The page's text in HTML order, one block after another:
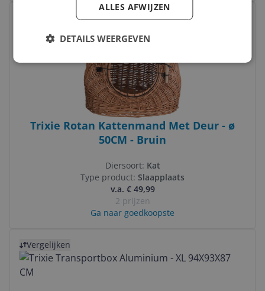
Trixie Rotan Kattenmand Met Deur - ø
50CM - Bruin
Diersoort: Kat
Type product: Slaapplaats
v.a. € 49,99
2 prijzen
Ga naar goedkoopste
Vergelijken
ALLES AFWIJZEN
DETAILS WEERGEVEN